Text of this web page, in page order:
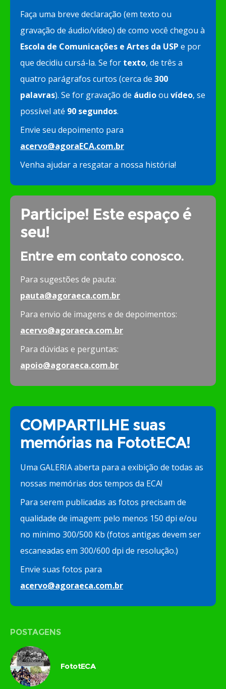
Faça uma breve declaração (em texto ou
gravação de áudio/vídeo) de como você chegou à
Escola de Comunicações e Artes da USP e por
que decidiu cursá-la. Se for texto, de três a
quatro parágrafos curtos (cerca de 300
palavras). Se for gravação de áudioou vídeo, se
possível até 90 segundos.
Envie seu depoimento para
acervo@agoraECA.com.br
Venha ajudar a resgatar a nossa história!
Participe! Este espaço é
seu!
Entre em contato conosco.
Para sugestões de pauta:
pauta@agoraeca.com.br
Para envio de imagens e de depoimentos:
acervo@agoraeca.com.br
Para dúvidas e perguntas:
apoio@agoraeca.com.br
COMPARTILHE suas
memórias na FototECA!
Uma GALERIA aberta para a exibição de todas as
nossas memórias dos tempos da ECA!
Para serem publicadas as fotos precisam de
qualidade de imagem: pelo menos 150 dpi e/ou
no mínimo 300/500 Kb (fotos antigas devem ser
escaneadas em 300/600 dpi de resolução.)
Envie suas fotos para
acervo@agoraeca.com.br
POSTAGENS
FototECA